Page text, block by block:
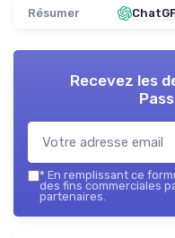
Résumer
Recevez les
* En remplissant ce
des fins commerciales
partenaires.